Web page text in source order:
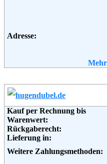
Adresse:
Soziale Kanäle:
Weiterführende
Informationen:
Kauf per Rechnung bis
Warenwert:
Rückgaberecht:
Lieferung in:
Weitere Zahlungsmethoden: